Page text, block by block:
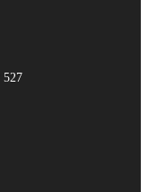
527